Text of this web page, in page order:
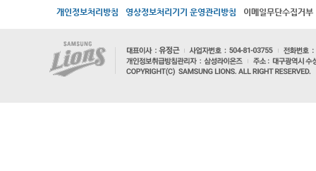
개인정보처리방침 영상정보처리기기 운영관리방침 이메일무단수집거부